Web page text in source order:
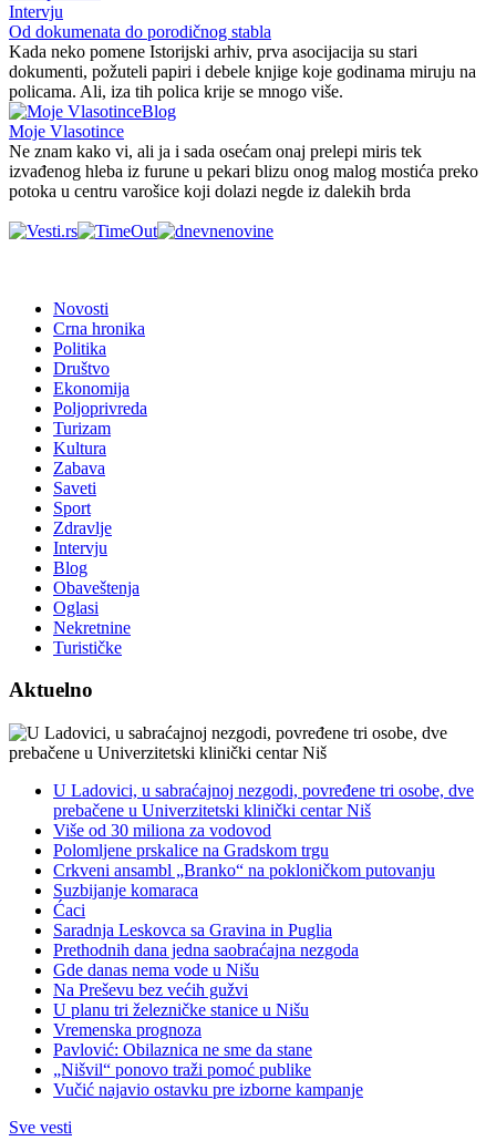
Intervju
Od dokumenata do porodičnog stabla
Kada neko pomene Istorijski arhiv, prva asocijacija su stari
dokumenti, požuteli papiri i debele knjige koje godinama miruju na
policama. Ali, iza tih polica krije se mnogo više.
Blog
Moje Vlasotince
Ne znam kako vi, ali ja i sada osećam onaj prelepi miris tek
izvađenog hleba iz furune u pekari blizu onog malog mostića preko
potoka u centru varošice koji dolazi negde iz dalekih brda
Novosti
Crna hronika
Politika
Društvo
Ekonomija
Poljoprivreda
Turizam
Kultura
Zabava
Saveti
Sport
Zdravlje
Intervju
Blog
Obaveštenja
Oglasi
Nekretnine
Turističke
Aktuelno
U Ladovici, u sabraćajnoj nezgodi, povređene tri osobe, dve
prebačene u Univerzitetski klinički centar Niš
Više od 30 miliona za vodovod
Polomljene prskalice na Gradskom trgu
Crkveni ansambl „Branko“ na pokloničkom putovanju
Suzbijanje komaraca
Ćaci
Saradnja Leskovca sa Gravina in Puglia
Prethodnih dana jedna saobraćajna nezgoda
Gde danas nema vode u Nišu
Na Preševu bez većih gužvi
U planu tri železničke stanice u Nišu
Vremenska prognoza
Pavlović: Obilaznica ne sme da stane
„Nišvil“ ponovo traži pomoć publike
Vučić najavio ostavku pre izborne kampanje
Sve vesti